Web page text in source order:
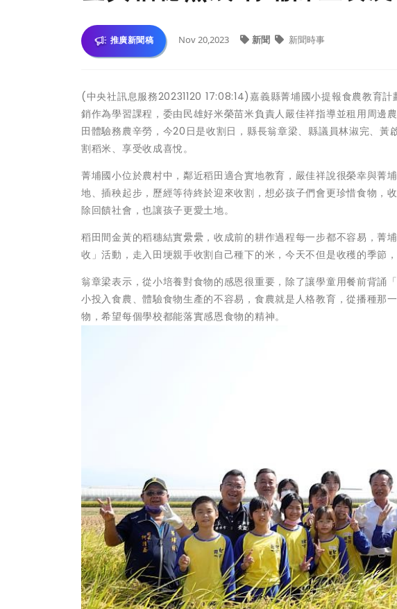
推廣新聞稿 Nov 20,2023 新聞 新聞時事
(中央社訊息服務20231120 17:08:14)嘉義縣菁埔國小提報食農教育
銷作為學習課程，委由民雄好米榮苗米負責人嚴佳祥指導並租用周邊
田體驗務農辛勞，今20日是收割日，縣長翁章梁、縣議員林淑完、
割稻米、享受收成喜悅。
菁埔國小位於農村中，鄰近稻田適合實地教育，嚴佳祥說很榮幸與菁
地、插秧起步，歷經等待終於迎來收割，想必孩子們會更珍惜食物，
除回饋社會，也讓孩子更愛土地。
稻田間金黃的稻穗結實纍纍，收成前的耕作過程每一步都不容易，菁
收」活動，走入田埂親手收割自己種下的米，今天不但是收穫的季節
翁章梁表示，從小培養對食物的感恩很重要，除了讓學童用餐前背誦
小投入食農、體驗食物生產的不容易，食農就是人格教育，從播種那
物，希望每個學校都能落實感恩食物的精神。